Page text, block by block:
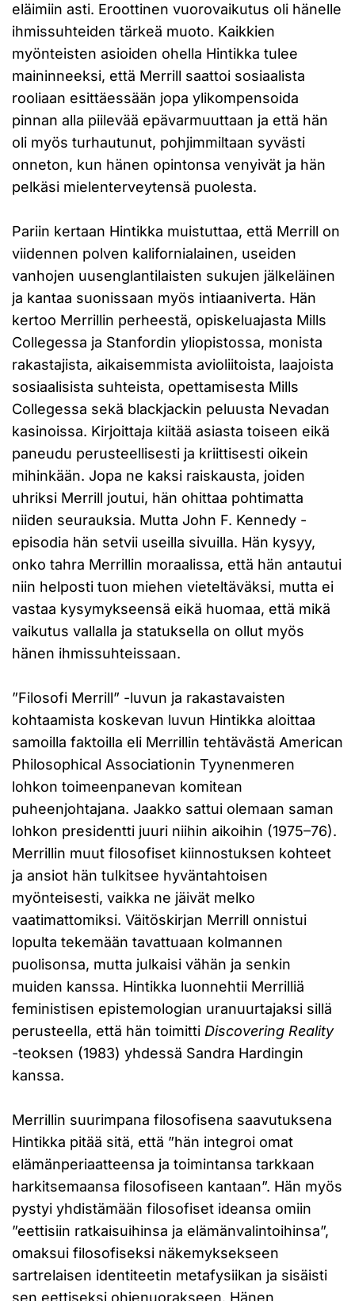
eläimiin asti. Eroottinen vuorovaikutus oli hänelle
ihmissuhteiden tärkeä muoto. Kaikkien
myönteisten asioiden ohella Hintikka tulee
maininneeksi, että Merrill saattoi sosiaalista
rooliaan esittäessään jopa ylikompensoida
pinnan alla piilevää epävarmuuttaan ja että hän
oli myös turhautunut, pohjimmiltaan syvästi
onneton, kun hänen opintonsa venyivät ja hän
pelkäsi mielenterveytensä puolesta.
Pariin kertaan Hintikka muistuttaa, että Merrill on
viidennen polven kalifornialainen, useiden
vanhojen uusenglantilaisten sukujen jälkeläinen
ja kantaa suonissaan myös intiaaniverta. Hän
kertoo Merrillin perheestä, opiskeluajasta Mills
Collegessa ja Stanfordin yliopistossa, monista
rakastajista, aikaisemmista avioliitoista, laajoista
sosiaalisista suhteista, opettamisesta Mills
Collegessa sekä blackjackin peluusta Nevadan
kasinoissa. Kirjoittaja kiitää asiasta toiseen eikä
paneudu perusteellisesti ja kriittisesti oikein
mihinkään. Jopa ne kaksi raiskausta, joiden
uhriksi Merrill joutui, hän ohittaa pohtimatta
niiden seurauksia. Mutta John F. Kennedy -
episodia hän setvii useilla sivuilla. Hän kysyy,
onko tahra Merrillin moraalissa, että hän antautui
niin helposti tuon miehen vieteltäväksi, mutta ei
vastaa kysymykseensä eikä huomaa, että mikä
vaikutus vallalla ja statuksella on ollut myös
hänen ihmissuhteissaan.
”Filosofi Merrill” -luvun ja rakastavaisten
kohtaamista koskevan luvun Hintikka aloittaa
samoilla faktoilla eli Merrillin tehtävästä American
Philosophical Associationin Tyynenmeren
lohkon toimeenpanevan komitean
puheenjohtajana. Jaakko sattui olemaan saman
lohkon presidentti juuri niihin aikoihin (1975–76).
Merrillin muut filosofiset kiinnostuksen kohteet
ja ansiot hän tulkitsee hyväntahtoisen
myönteisesti, vaikka ne jäivät melko
vaatimattomiksi. Väitöskirjan Merrill onnistui
lopulta tekemään tavattuaan kolmannen
puolisonsa, mutta julkaisi vähän ja senkin
muiden kanssa. Hintikka luonnehtii Merrilliä
feministisen epistemologian uranuurtajaksi sillä
perusteella, että hän toimitti Discovering Reality
-teoksen (1983) yhdessä Sandra Hardingin
kanssa.
Merrillin suurimpana filosofisena saavutuksena
Hintikka pitää sitä, että ”hän integroi omat
elämänperiaatteensa ja toimintansa tarkkaan
harkitsemaansa filosofiseen kantaan”. Hän myös
pystyi yhdistämään filosofiset ideansa omiin
”eettisiin ratkaisuihinsa ja elämänvalintoihinsa”,
omaksui filosofiseksi näkemyksekseen
sartrelaisen identiteetin metafysiikan ja sisäisti
sen eettiseksi ohjenuorakseen. Hänen